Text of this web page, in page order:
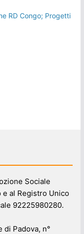
RD Congo; Progetti
Sociale
e al Registro Unico
92225980280.
Padova, n°